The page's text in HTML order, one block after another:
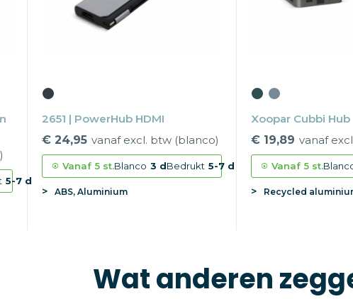
5-7 d
2651 | PowerHub HDMI
€ 24,95 vanaf excl. btw (blanco)
Vanaf 5 st.Blanco 3 dBedrukt 5-7 d
ABS, Aluminium
Xoopar Cubbi Hub
€ 19,89 vanaf
Vanaf 5 st.
Recycled
Wat anderen